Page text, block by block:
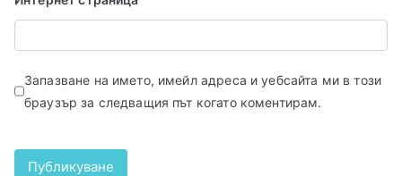
Запазване на името, имейл адреса и уебсайта ми в този
браузър за следващия път когато коментирам.